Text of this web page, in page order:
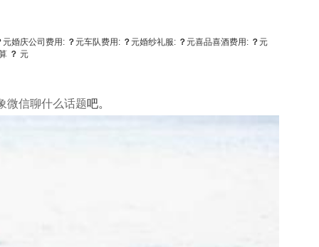
元婚庆公司费用: ？元车队费用: ？元婚纱礼服: ？元喜品喜酒费用: ？元
？ 元
微信聊什么话题吧。